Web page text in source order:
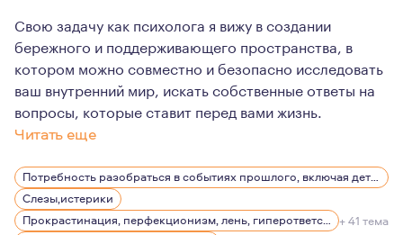
Свою задачу как психолога я вижу в создании
бережного и поддерживающего пространства, в
котором можно совместно и безопасно исследовать
ваш внутренний мир, искать собственные ответы на
вопросы, которые ставит перед вами жизнь.
Читать еще
Для меня психотерапия - это процесс, в котором
Потребность разобраться в событиях прошлого, включая детство
Слезы,истерики
Прокрастинация, перфекционизм, лень, гиперответственность + 41 тема